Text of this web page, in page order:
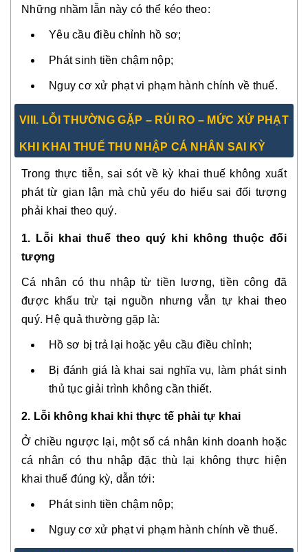
Những nhầm lẫn này có thể kéo theo:
Yêu cầu điều chỉnh hồ sơ;
Phát sinh tiền chậm nộp;
Nguy cơ xử phạt vi phạm hành chính về thuế.
VIII. LỖI THƯỜNG GẶP – RỦI RO – MỨC XỬ PHẠT
KHI KHAI THUẾ THU NHẬP CÁ NHÂN SAI KỲ
Trong thực tiễn, sai sót về kỳ khai thuế không xuất
phát từ gian lận mà chủ yếu do hiểu sai đối tượng
phải khai theo quý.
1. Lỗi khai thuế theo quý khi không thuộc đối
tượng
Cá nhân có thu nhập từ tiền lương, tiền công đã
được khấu trừ tại nguồn nhưng vẫn tự khai theo
quý. Hệ quả thường gặp là:
Hồ sơ bị trả lại hoặc yêu cầu điều chỉnh;
Bị đánh giá là khai sai nghĩa vụ, làm phát sinh
thủ tục giải trình không cần thiết.
2. Lỗi không khai khi thực tế phải tự khai
Ở chiều ngược lại, một số cá nhân kinh doanh hoặc
cá nhân có thu nhập đặc thù lại không thực hiện
khai thuế đúng kỳ, dẫn tới:
Phát sinh tiền chậm nộp;
Nguy cơ xử phạt vi phạm hành chính về thuế.